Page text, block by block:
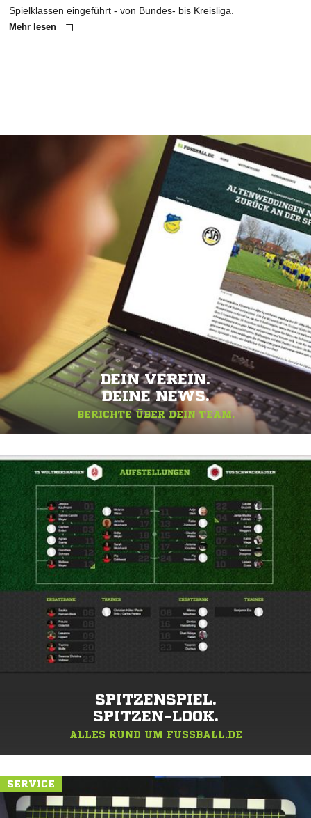
Spielklassen eingeführt - von Bundes- bis Kreisliga.
Mehr lesen
DEIN VEREIN.
DEINE NEWS.
BERICHTE ÜBER DEIN TEAM.
SPITZENSPIEL.
SPITZEN-LOOK.
ALLES RUND UM FUSSBALL.DE
SERVICE